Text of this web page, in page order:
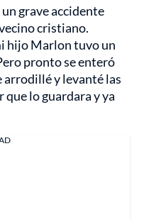
grave accidente
cristiano.
hijo Marlon tuvo un
pronto se enteró
arrodillé y levanté las
que lo guardara y ya